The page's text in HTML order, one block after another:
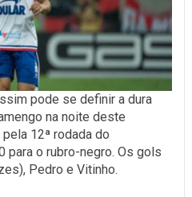
pode se definir a dura
na noite deste
12ª rodada do
para o rubro-negro. Os gols
Pedro e Vitinho.